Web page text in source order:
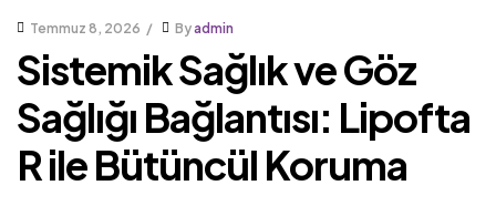
Temmuz 8, 2026 Byadmin
Sistemik Sağlık ve Göz
Sağlığı Bağlantısı: Lipofta
R ile Bütüncül Koruma